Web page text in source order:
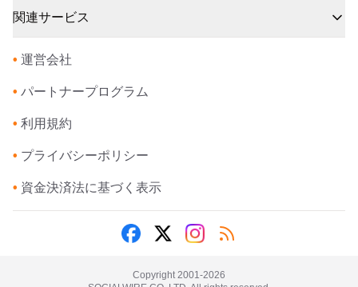
関連サービス
• 運営会社
• パートナープログラム
• 利用規約
• プライバシーポリシー
• 資金決済法に基づく表示
Copyright 2001-2026